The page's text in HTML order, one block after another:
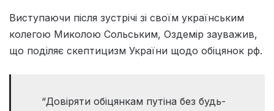
Виступаючи після зустрічі зі своїм українським
колегою Миколою Сольським, Оздемір зауважив,
що поділяє скептицизм України щодо обіцянок рф.
“Довіряти обіцянкам путіна без будь-